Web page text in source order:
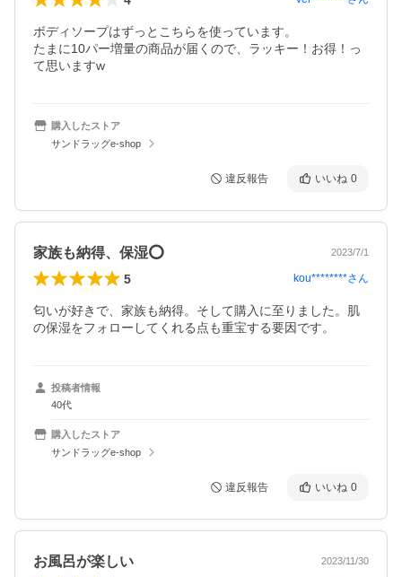
ボディソープはずっとこちらを使っています。
たまに10パー増量の商品が届くので、ラッキー！お得！っ
て思いますw
購入したストア
サンドラッグe-shop
違反報告 いいね 0
家族も納得、保湿⭕️ 2023/7/1
5 kou********さん
匂いが好きで、家族も納得。そして購入に至りました。肌
の保湿をフォローしてくれる点も重宝する要因です。
投稿者情報
40代
購入したストア
サンドラッグe-shop
違反報告 いいね 0
お風呂が楽しい 2023/11/30